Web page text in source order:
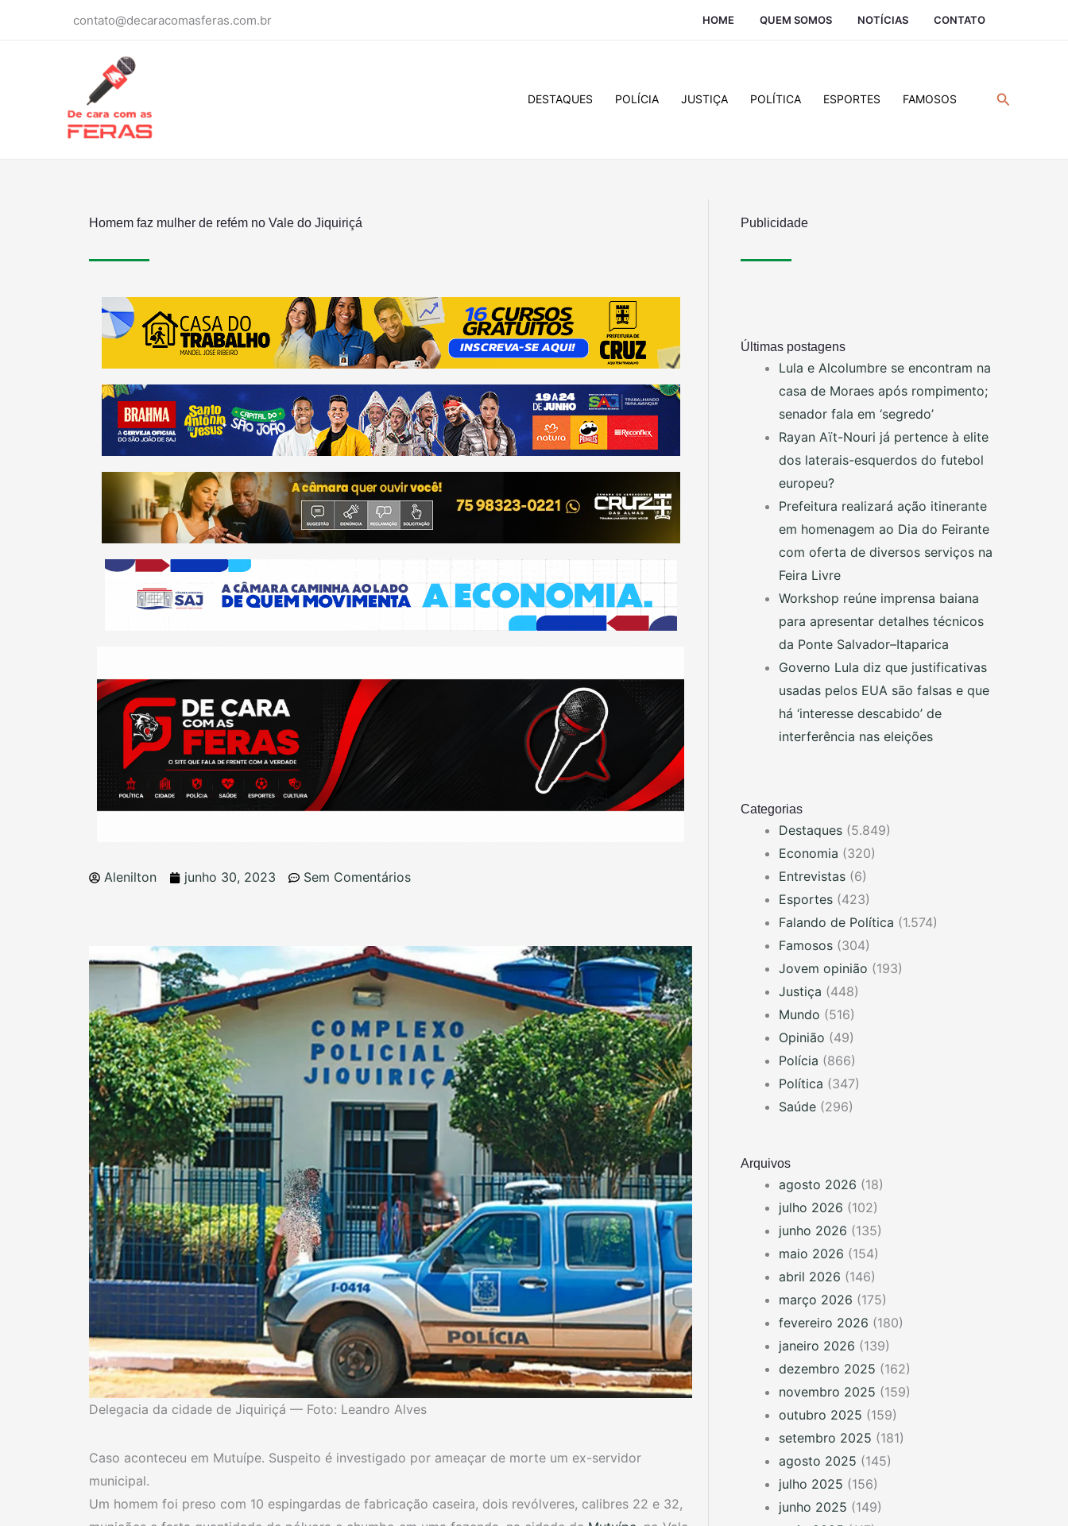
contato@decaracomasferas.com.br HOME QUEM SOMOS NOTÍCIAS CONTATO
DESTAQUES POLÍCIA JUSTIÇA POLÍTICA ESPORTES FAMOSOS Pesquisar
Homem faz mulher de refém no Vale do Jiquiriçá
Alenilton junho 30, 2023 Sem Comentários
Delegacia da cidade de Jiquiriçá — Foto: Leandro Alves
Caso aconteceu em Mutuípe. Suspeito é investigado por ameaçar de morte um ex-servidor
municipal.
Um homem foi preso com 10 espingardas de fabricação caseira, dois revólveres, calibres 22 e 32,
Publicidade
Últimas postagens
Lula e Alcolumbre se encontram na
casa de Moraes após rompimento;
senador fala em ‘segredo’
Rayan Aït-Nouri já pertence à elite
dos laterais-esquerdos do futebol
europeu?
Prefeitura realizará ação itinerante
em homenagem ao Dia do Feirante
com oferta de diversos serviços na
Feira Livre
Workshop reúne imprensa baiana
para apresentar detalhes técnicos
da Ponte Salvador–Itaparica
Governo Lula diz que justificativas
usadas pelos EUA são falsas e que
há ‘interesse descabido’ de
interferência nas eleições
Categorias
Destaques (5.849)
Economia (320)
Entrevistas (6)
Esportes (423)
Falando de Política (1.574)
Famosos (304)
Jovem opinião (193)
Justiça (448)
Mundo (516)
Opinião (49)
Polícia (866)
Política (347)
Saúde (296)
Arquivos
agosto 2026 (18)
julho 2026 (102)
junho 2026 (135)
maio 2026 (154)
abril 2026 (146)
março 2026 (175)
fevereiro 2026 (180)
janeiro 2026 (139)
dezembro 2025 (162)
novembro 2025 (159)
outubro 2025 (159)
setembro 2025 (181)
agosto 2025 (145)
julho 2025 (156)
junho 2025 (149)